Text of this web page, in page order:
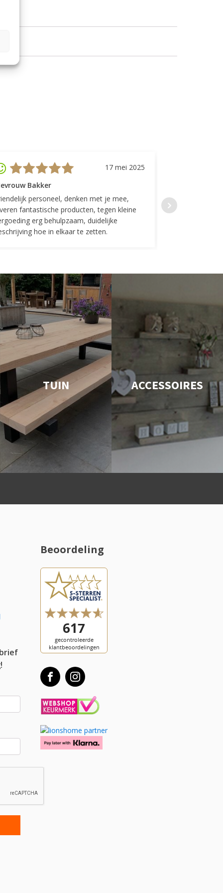
17 mei 2025
Bakker
personeel, denken met je mee,
fantastische producten, tegen kleine
erg behulpzaam, duidelijke
hoe in elkaar te zetten.
Top geregeld!
indelingen die
TUIN ACCESSOIRES
Beoordeling